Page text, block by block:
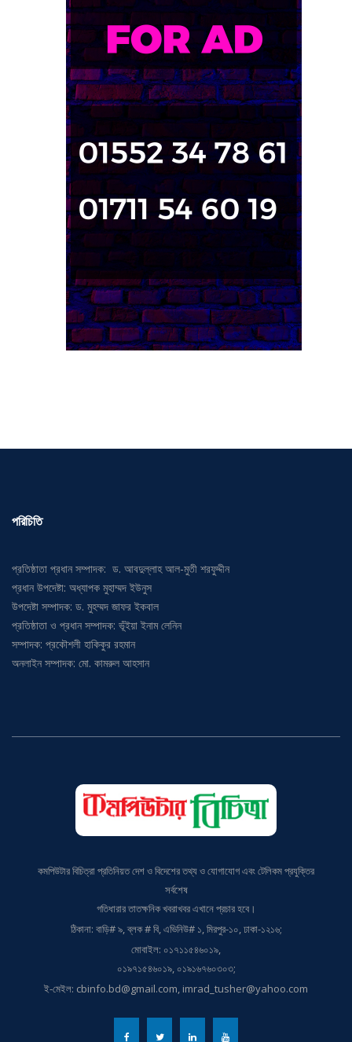
প্রতিষ্ঠাতা প্রধান সম্পাদক: ড. আবদুল্লাহ আল-মুতী শরফুদ্দীন
প্রধান উপদেষ্টা: অধ্যাপক মুহাম্মদ ইউনুস
উপদেষ্টা সম্পাদক: ড. মুহম্মদ জাফর ইকবাল
প্রতিষ্ঠাতা ও প্রধান সম্পাদক: ভূঁইয়া ইনাম লেনিন
সম্পাদক: প্রকৌশলী হাকিকুর রহমান
কমপিউটার বিচিত্রা প্রতিনিয়ত দেশ ও বিদেশের তথ্য ও যোগাযোগ এবং টেলিকম প্রযুক্তির
সর্বশেষ
গতিধারার তাতক্ষনিক খবরাখবর এখানে প্রচার হবে।
ঠিকানা: বাড়ি# ৯, ব্লক # বি, এভিনিউ# ১, মিরপুর-১০, ঢাকা-১২১৬;
মোবাইল: ০১৭১১৫৪৬০১৯,
০১৯৭১৫৪৬০১৯, ০১৯১৬৭৬০৩০৩;